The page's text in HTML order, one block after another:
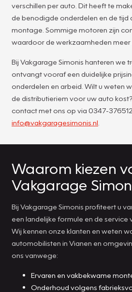
verschillen per auto. Dit heeft te
de benodigde onderdelen en de tijd
montage. Sommige motoren zijn
waardoor de werkzaamheden meer
Bij Vakgarage Simonis hanteren we
ontvangt vooraf een duidelijke
onderdelen en arbeid. Wilt u weten
de distributieriem voor uw auto
contact met ons op via 0347-
info@vakgaragesimonis.nl
Waarom kiezen
Vakgarage
Bij Vakgarage Simonis profiteert u
een landelijke formule en de service
Wij kennen onze klanten en weten
automobilisten in Vianen en
ons vanwege:
Ervaren en vakbekwame
Onderhoud volgens